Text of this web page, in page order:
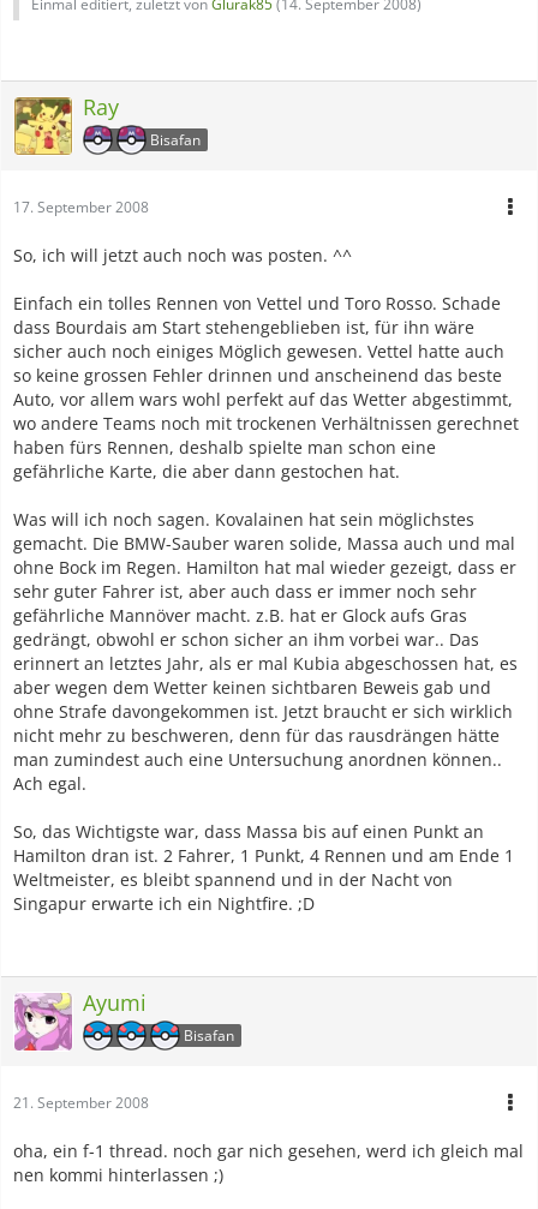
Ray
Bisafan
17. September 2008
So, ich will jetzt auch noch was posten. ^^
Einfach ein tolles Rennen von Vettel und Toro Rosso. Schade
dass Bourdais am Start stehengeblieben ist, für ihn wäre
sicher auch noch einiges Möglich gewesen. Vettel hatte auch
so keine grossen Fehler drinnen und anscheinend das beste
Auto, vor allem wars wohl perfekt auf das Wetter abgestimmt,
wo andere Teams noch mit trockenen Verhältnissen gerechnet
haben fürs Rennen, deshalb spielte man schon eine
gefährliche Karte, die aber dann gestochen hat.
Was will ich noch sagen. Kovalainen hat sein möglichstes
gemacht. Die BMW-Sauber waren solide, Massa auch und mal
ohne Bock im Regen. Hamilton hat mal wieder gezeigt, dass er
sehr guter Fahrer ist, aber auch dass er immer noch sehr
gefährliche Mannöver macht. z.B. hat er Glock aufs Gras
gedrängt, obwohl er schon sicher an ihm vorbei war.. Das
erinnert an letztes Jahr, als er mal Kubia abgeschossen hat, es
aber wegen dem Wetter keinen sichtbaren Beweis gab und
ohne Strafe davongekommen ist. Jetzt braucht er sich wirklich
nicht mehr zu beschweren, denn für das rausdrängen hätte
man zumindest auch eine Untersuchung anordnen können..
Ach egal.
So, das Wichtigste war, dass Massa bis auf einen Punkt an
Hamilton dran ist. 2 Fahrer, 1 Punkt, 4 Rennen und am Ende 1
Weltmeister, es bleibt spannend und in der Nacht von
Singapur erwarte ich ein Nightfire. ;D
Ayumi
Bisafan
21. September 2008
oha, ein f-1 thread. noch gar nich gesehen, werd ich gleich mal
nen kommi hinterlassen ;)